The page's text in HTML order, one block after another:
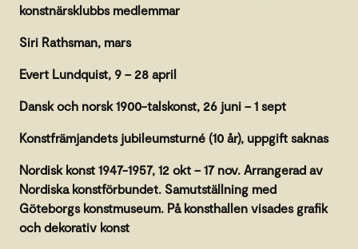
konstnärsklubbs medlemmar
Siri Rathsman, mars
Evert Lundquist, 9 – 28 april
Dansk och norsk 1900-talskonst, 26 juni – 1 sept
Konstfrämjandets jubileumsturné (10 år), uppgift saknas
Nordisk konst 1947-1957, 12 okt – 17 nov. Arrangerad av
Nordiska konstförbundet. Samutställning med
Göteborgs konstmuseum. På konsthallen visades grafik
och dekorativ konst